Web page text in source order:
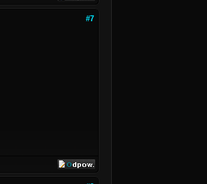
#7